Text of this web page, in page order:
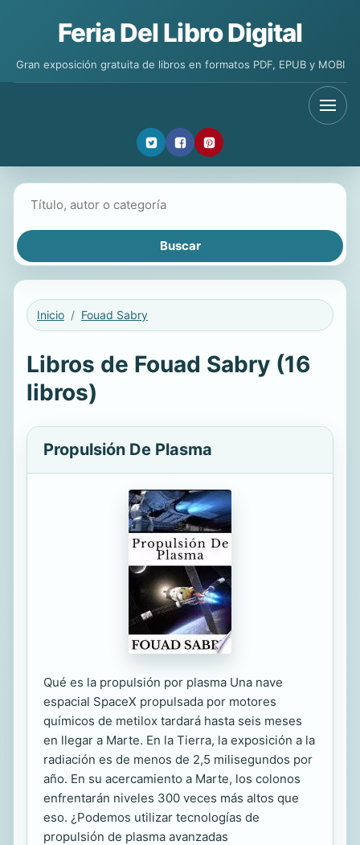
Feria Del Libro Digital
Gran exposición gratuita de libros en formatos PDF, EPUB y MOBI
Inicio Fouad Sabry
Libros de Fouad Sabry (16
libros)
Propulsión De Plasma
Qué es la propulsión por plasma Una nave
espacial SpaceX propulsada por motores
químicos de metilox tardará hasta seis meses
en llegar a Marte. En la Tierra, la exposición a la
radiación es de menos de 2,5 milisegundos por
año. En su acercamiento a Marte, los colonos
enfrentarán niveles 300 veces más altos que
eso. ¿Podemos utilizar tecnologías de
propulsión de plasma avanzadas